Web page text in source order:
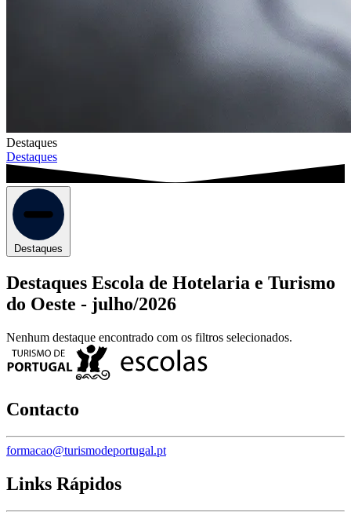
Destaques
Destaques
Destaques
Destaques Escola de Hotelaria e Turismo
do Oeste - julho/2026
Nenhum destaque encontrado com os filtros selecionados.
Contacto
formacao@turismodeportugal.pt
Links Rápidos